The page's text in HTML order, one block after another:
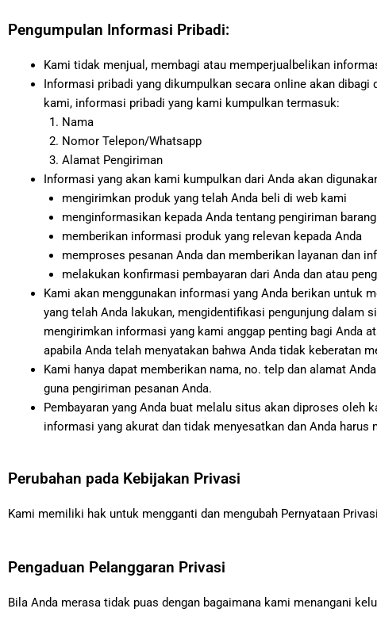
Pengumpulan Informasi Pribadi:
Kami tidak menjual, membagi atau memperjualbelikan
Informasi pribadi yang dikumpulkan secara online akan
kami, informasi pribadi yang kami kumpulkan termasuk:
Nama
Nomor Telepon/Whatsapp
Alamat Pengiriman
Informasi yang akan kami kumpulkan dari Anda akan
mengirimkan produk yang telah Anda beli di web kami
menginformasikan kepada Anda tentang pengiriman
memberikan informasi produk yang relevan kepada Anda
memproses pesanan Anda dan memberikan layanan dan
melakukan konfirmasi pembayaran dari Anda dan atau
Kami akan menggunakan informasi yang Anda berikan untuk
yang telah Anda lakukan, mengidentifikasi pengunjung
mengirimkan informasi yang kami anggap penting bagi Anda
apabila Anda telah menyatakan bahwa Anda tidak keberatan
Kami hanya dapat memberikan nama, no. telp dan alamat
guna pengiriman pesanan Anda.
Pembayaran yang Anda buat melalu situs akan diproses oleh
informasi yang akurat dan tidak menyesatkan dan Anda
Perubahan pada Kebijakan Privasi
Kami memiliki hak untuk mengganti dan mengubah Pernyataan
Pengaduan Pelanggaran Privasi
Bila Anda merasa tidak puas dengan bagaimana kami menangani